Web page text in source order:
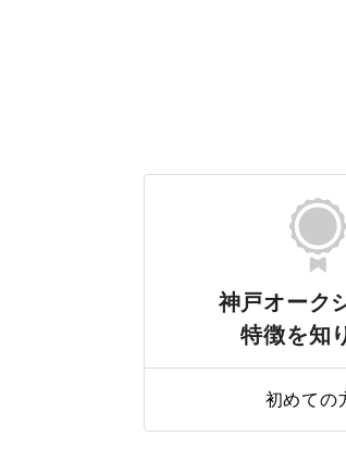
神戸オーク
特徴を知
初めての